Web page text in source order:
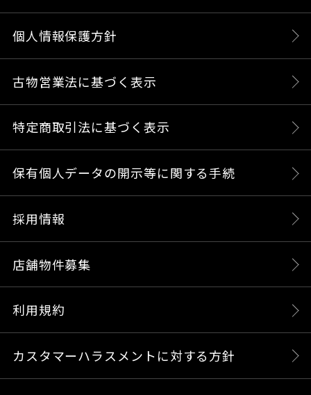
個人情報保護方針
古物営業法に基づく表示
特定商取引法に基づく表示
保有個人データの開示等に関する手続
採用情報
店舗物件募集
利用規約
カスタマーハラスメントに対する方針